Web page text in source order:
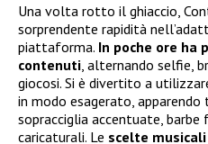
Una volta rotto il ghiaccio,
sorprendente rapidità
piattaforma. In poche ore ha
contenuti , alternando selfie,
giocosi. Si è divertito a
in modo esagerato,
sopracciglia accentuate,
caricaturali. Le scelte musicali